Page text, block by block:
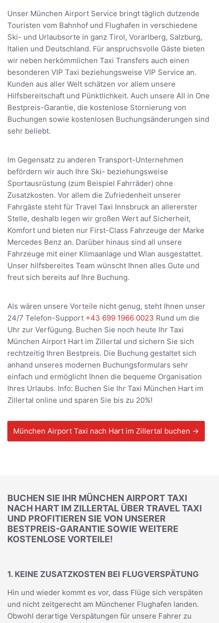
Unser München Airport Service bringt täglich dutzende
Touristen vom Bahnhof und Flughafen in verschiedene
Ski- und Urlaubsorte in ganz Tirol, Vorarlberg, Salzburg,
Italien und Deutschland. Für anspruchsvolle Gäste bieten
wir neben herkömmlichen Taxi Transfers auch einen
besonderen VIP Taxi beziehungsweise VIP Service an.
Kunden aus aller Welt schätzen vor allem unsere
Hilfsbereitschaft und Pünktlichkeit. Auch unsere All in One
Bestpreis-Garantie, die kostenlose Stornierung von
Buchungen sowie kostenlosen Buchungsänderungen sind
sehr beliebt.
Im Gegensatz zu anderen Transport-Unternehmen
befördern wir auch Ihre Ski- beziehungsweise
Sportausrüstung (zum Beispiel Fahrräder) ohne
Zusatzkosten. Vor allem die Zufriedenheit unserer
Fahrgäste steht für Travel Taxi Innsbruck an allererster
Stelle, deshalb legen wir großen Wert auf Sicherheit,
Komfort und bieten nur First-Class Fahrzeuge der Marke
Mercedes Benz an. Darüber hinaus sind all unsere
Fahrzeuge mit einer Klimaanlage und Wlan ausgestattet.
Unser hilfsbereites Team wünscht Ihnen alles Gute und
freut sich bereits auf Ihre Buchung.
Als wären unsere Vorteile nicht genug, steht Ihnen unser
24/7 Telefon-Support +43 699 1966 0023 Rund um die
Uhr zur Verfügung. Buchen Sie noch heute Ihr Taxi
München Airport Hart im Zillertal und sichern Sie sich
rechtzeitig Ihren Bestpreis. Die Buchung gestaltet sich
anhand unseres modernen Buchungsformulars sehr
einfach und ermöglicht Ihnen die bequeme Organisation
Ihres Urlaubs. Info: Buchen Sie Ihr Taxi München Hart im
Zillertal online und sparen Sie bis zu 20%!
München Airport Taxi nach Hart im Zillertal buchen →
BUCHEN SIE IHR MÜNCHEN AIRPORT TAXI
NACH HART IM ZILLERTAL ÜBER TRAVEL TAXI
UND PROFITIEREN SIE VON UNSERER
BESTPREIS-GARANTIE SOWIE WEITERE
KOSTENLOSE VORTEILE!
1. KEINE ZUSATZKOSTEN BEI FLUGVERSPÄTUNG
Hin und wieder kommt es vor, dass Flüge sich verspäten
und nicht zeitgerecht am Münchener Flughafen landen.
Obwohl derartige Verspätungen für unsere Fahrer zu